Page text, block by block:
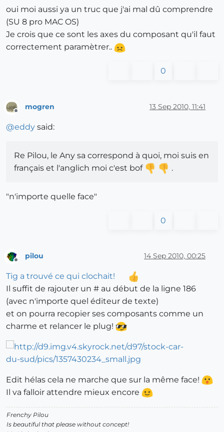
oui moi aussi ya un truc que j'ai mal dû comprendre
(SU 8 pro MAC OS)
Je crois que ce sont les axes du composant qu'il faut
correctement paramètrer..
0
mogren 13 Sep 2010, 11:41
@eddy said:
Re Pilou, le Any sa correspond à quoi, moi suis en
français et l'anglich moi c'est bof
.
"n'importe quelle face"
0
pilou 14 Sep 2010, 00:25
Tig a trouvé ce qui clochait!
Il suffit de rajouter un # au début de la ligne 186
(avec n'importe quel éditeur de texte)
et on pourra recopier ses composants comme un
charme et relancer le plug!
Edit hélas cela ne marche que sur la même face!
Il va falloir attendre mieux encore
Frenchy Pilou
Is beautiful that please without concept!